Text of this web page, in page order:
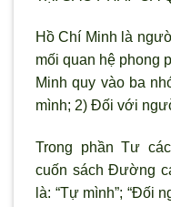
Hồ Chí Minh là
mối quan hệ phong
Minh quy vào ba
mình; 2) Đối với
Trong phần Tư
cuốn sách Đường
là: “Tự mình”; “Đối